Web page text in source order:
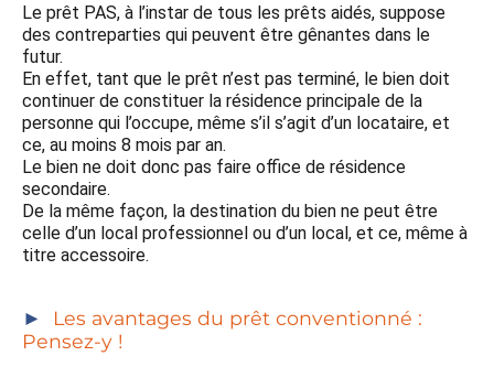
Le prêt PAS, à l’instar de tous les prêts aidés, suppose
des contreparties qui peuvent être gênantes dans le
futur.
En effet, tant que le prêt n’est pas terminé, le bien doit
continuer de constituer la résidence principale de la
personne qui l’occupe, même s’il s’agit d’un locataire, et
ce, au moins 8 mois par an.
Le bien ne doit donc pas faire office de résidence
secondaire.
De la même façon, la destination du bien ne peut être
celle d’un local professionnel ou d’un local, et ce, même à
titre accessoire.
Les avantages du prêt conventionné :
Pensez-y !